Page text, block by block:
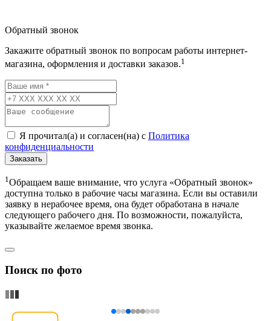
Обратный звонок
Закажите обратный звонок по вопросам работы интернет-
магазина, оформления и доставки заказов.1
Я прочитал(а) и согласен(на) с Политика
конфиденциальности
Заказать
1 Обращаем ваше внимание, что услуга «Обратный звонок»
доступна только в рабочие часы магазина. Если вы оставили
заявку в нерабочее время, она будет обработана в начале
следующего рабочего дня. По возможности, пожалуйста,
указывайте желаемое время звонка.
Поиск по фото